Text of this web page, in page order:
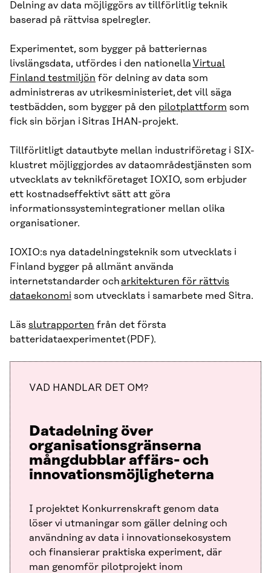
Delning av data möjliggörs av tillförlitlig teknik
baserad på rättvisa spelregler.
Experimentet, som bygger på batteriernas
livslängsdata, utfördes i den nationella Virtual
Finland testmiljön för delning av data som
administreras av utrikesministeriet, det vill säga
testbädden, som bygger på den pilotplattform som
fick sin början i Sitras IHAN-projekt.
Tillförlitligt datautbyte mellan industriföretag i SIX-
klustret möjliggjordes av dataområdestjänsten som
utvecklats av teknikföretaget IOXIO, som erbjuder
ett kostnadseffektivt sätt att göra
informationssystemintegrationer mellan olika
organisationer.
IOXIO:s nya datadelningsteknik som utvecklats i
Finland bygger på allmänt använda
internetstandarder ocharkitekturen för rättvis
dataekonomi som utvecklats i samarbete med Sitra.
Läs slutrapporten från det första
batteridataexperimentet (PDF).
VAD HANDLAR DET OM?
Datadelning över
organisationsgränserna
mångdubblar affärs- och
innovationsmöjligheterna
I projektet Konkurrenskraft genom data
löser vi utmaningar som gäller delning och
användning av data i innovationsekosystem
och finansierar praktiska experiment, där
man genomför pilotprojekt inom